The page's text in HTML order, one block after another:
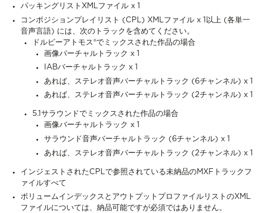
パッキングリストXMLファイル x 1
コンポジションプレイリスト (CPL) XMLファイル x 1以上 (各単一
音声言語) には、次のトラックを含めてください。
ドルビーアトモス®でミックスされた作品の場合
画像バーチャルトラック x 1
IABバーチャルトラック x 1
あれば、ステレオ音声バーチャルトラック (6チャンネル) x 1
あれば、ステレオ音声バーチャルトラック (2チャンネル) x 1
5.1サラウンドでミックスされた作品の場合
画像バーチャルトラック x 1
サラウンド音声バーチャルトラック (6チャンネル) x 1
あれば、ステレオ音声バーチャルトラック (2チャンネル) x 1
インジェストされたCPLで参照されている未納品のMXFトラックフ
ァイルすべて
ボリュームインデックスとアウトプットプロファイルリストのXML
ファイルについては、納品可能ですが必須ではありません。